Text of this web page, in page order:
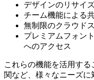
デザインのリサイ
チーム機能による
無制限のクラウド
プレミアムフォン
へのアクセス
これらの機能を活用す
関など、様々なニーズ